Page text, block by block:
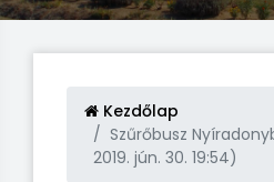
Kezdőlap
Szűrőbusz
2019. jún. 30. 19:54)